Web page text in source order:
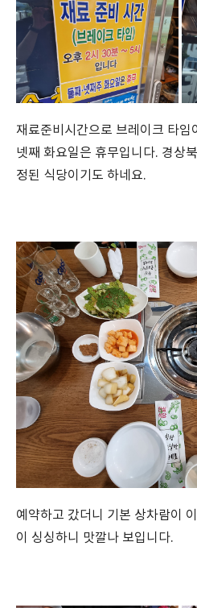
재료준비시간으로 브레이크 타임
넷째 화요일은 휴무입니다. 경상
정된 식당이기도 하네요.
예약하고 갔더니 기본 상차람이
이 싱싱하니 맛깔나 보입니다.